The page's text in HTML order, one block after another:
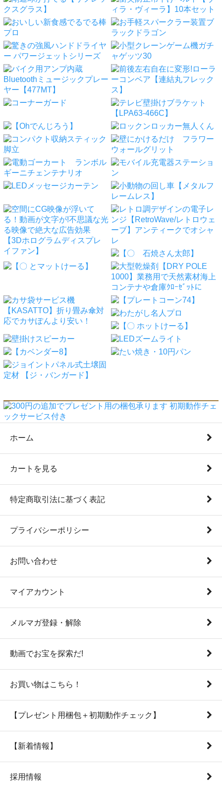
ホーム
カートを見る
特定商取引法に基づく表記
プライバシーポリシー
お問い合わせ
マイアカウント
メルマガ登録・解除
動画でお宝を探索だ!
お買い物はこちら！
【プレゼント用梱包＋初期動作チェック】
【新着情報】
採用情報